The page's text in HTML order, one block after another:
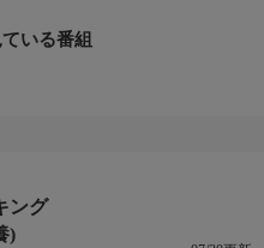
が甦る。子守りや子育て、群
いる番組
ング
)